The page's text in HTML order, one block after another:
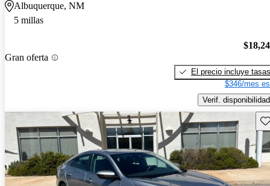
Albuquerque, NM
5 millas
Gran oferta
El precio incluye tasas
$346/mes
Verif. disponibilidad